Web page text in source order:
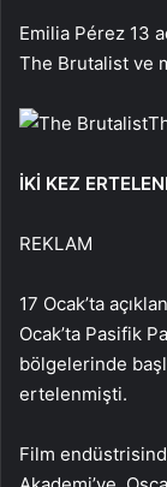
Emilia Pérez 13
The Brutalist ve
İKİ KEZ
REKLAM
17 Ocak’ta
Ocak’ta Pasifik
bölgelerinde
ertelenmişti.
Film